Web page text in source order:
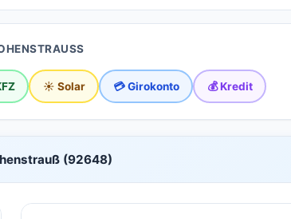
☀️ Solar 💳 Girokonto 💰 Kredit
(92648)